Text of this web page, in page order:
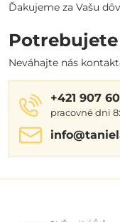
Ďakujeme za Vašu
Neváhajte nás
+421 907
pracovné dni